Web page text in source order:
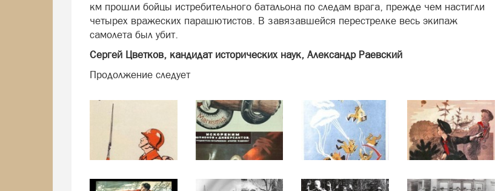
км прошли бойцы истребительного батальона по следам врага, прежде чем настигли
четырех вражеских парашютистов. В завязавшейся перестрелке весь экипаж
самолета был убит.
Сергей Цветков, кандидат исторических наук, Александр Раевский
Продолжение следует